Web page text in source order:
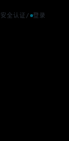
安全认证 / 登录